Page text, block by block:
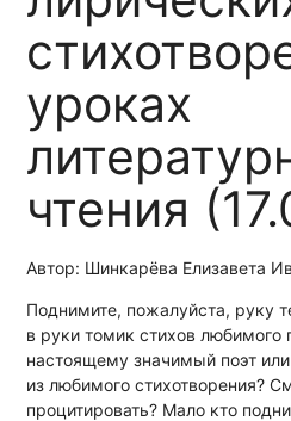
уроках
чтения
Автор: Шинкарёва Елизавета
Поднимите, пожалуйста, руку
в руки томик стихов любимого
настоящему значимый поэт
из любимого стихотворения?
процитировать? Мало кто